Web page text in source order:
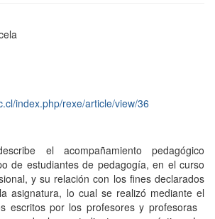
index.php/rexe/article/view/36
el acompañamiento pedagógico
de estudiantes de pedagogía, en el curso
y su relación con los fines declarados
asignatura, lo cual se realizó mediante el
escritos por los profesores y profesoras